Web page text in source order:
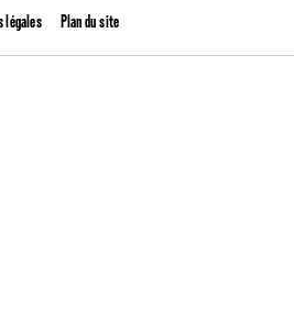
légales Plan du site